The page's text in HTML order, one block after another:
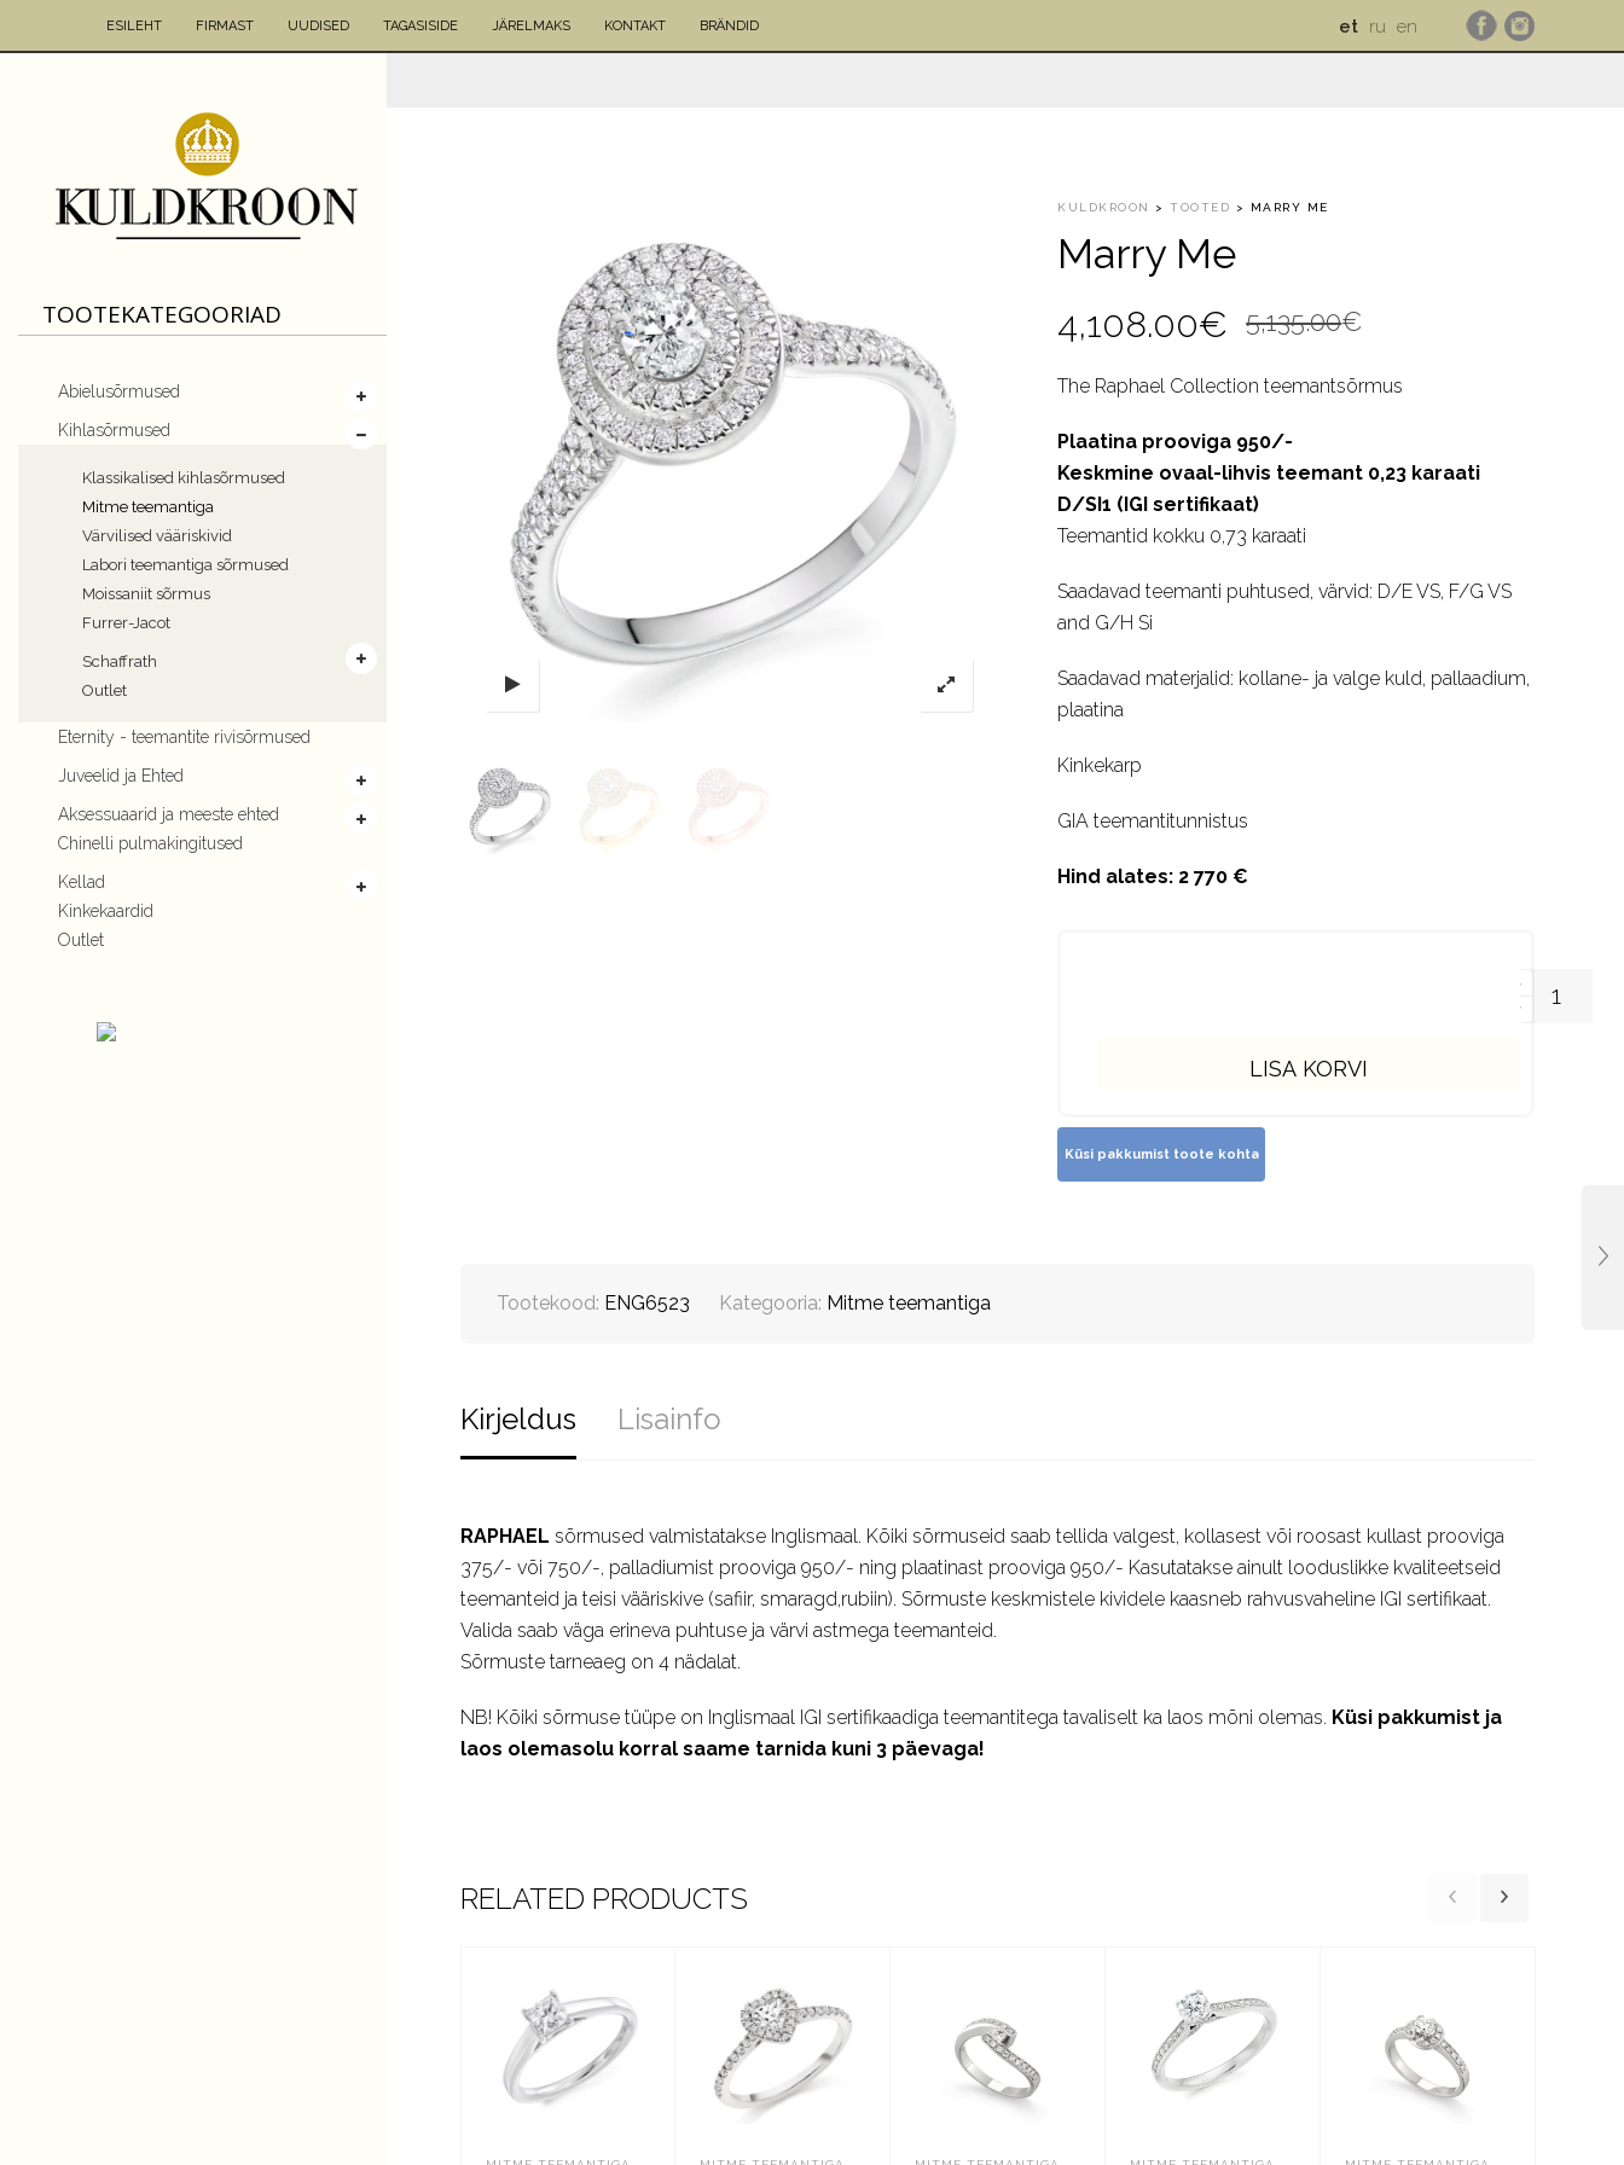
ESILEHT FIRMAST UUDISED TAGASISIDE JÄRELMAKS KONTAKT BRÄNDID et ru en
TOOTEKATEGOORIAD
Abielusõrmused
Kihlasõrmused
Klassikalised kihlasõrmused
Mitme teemantiga
Värvilised vääriskivid
Labori teemantiga sõrmused
Moissaniit sõrmus
Furrer-Jacot
Schaffrath
Outlet
Eternity - teemantite rivisõrmused
Juveelid ja Ehted
Aksessuaarid ja meeste ehted
Chinelli pulmakingitused
Kellad
Kinkekaardid
Outlet
KULDKROON >TOOTED > MARRY ME
Marry Me
5,135.00€
5,135.00€.
4,108.00€
4,108.00€.
The Raphael Collection teemantsõrmus
Plaatina prooviga 950/-
Keskmine ovaal-lihvis teemant 0,23 karaati
D/SI1 (IGI sertifikaat)
Teemantid kokku 0,73 karaati
Saadavad teemanti puhtused, värvid: D/E VS, F/G VS
and G/H Si
Saadavad materjalid: kollane- ja valge kuld, pallaadium,
plaatina
Kinkekarp
GIA teemantitunnistus
Hind alates: 2 770 €
LISA KORVI
Tootekood: ENG6523 Kategooria: Mitme teemantiga
Kirjeldus Lisainfo
RAPHAEL sõrmused valmistatakse Inglismaal. Kõiki sõrmuseid saab tellida valgest, kollasest või roosast kullast prooviga
375/- või 750/-, palladiumist prooviga 950/- ning plaatinast prooviga 950/- Kasutatakse ainult looduslikke kvaliteetseid
teemanteid ja teisi vääriskive (safiir, smaragd,rubiin). Sõrmuste keskmistele kividele kaasneb rahvusvaheline IGI sertifikaat.
Valida saab väga erineva puhtuse ja värvi astmega teemanteid.
Sõrmuste tarneaeg on 4 nädalat.
NB! Kõiki sõrmuse tüüpe on Inglismaal IGI sertifikaadiga teemantitega tavaliselt ka laos mõni olemas. Küsi pakkumist ja
laos olemasolu korral saame tarnida kuni 3 päevaga!
RELATED PRODUCTS